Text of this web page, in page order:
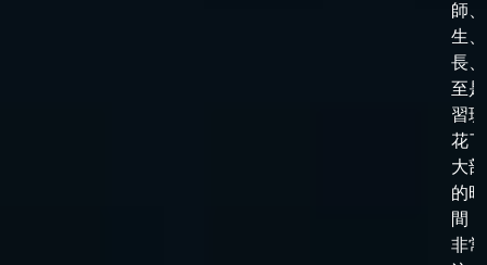
師
生
長
至
習
花
大
的時
間
非